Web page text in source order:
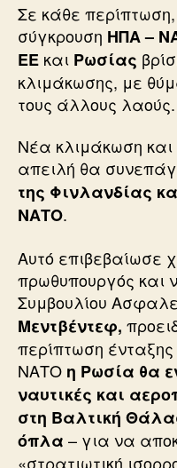
Σε κάθε περίπτωση,
σύγκρουση ΗΠΑ –
ΕΕ και Ρωσίας
κλιμάκωσης, με
τους άλλους λαούς.
Νέα κλιμάκωση και
απειλή θα
της Φινλανδίας
ΝΑΤΟ.
Αυτό επιβεβαίωσε
πρωθυπουργός και
Συμβουλίου
Μεντβέντεφ,
περίπτωση
ΝΑΤΟ η Ρωσία θα
ναυτικές και
στη Βαλτική
όπλα – για να
«στρατιωτική